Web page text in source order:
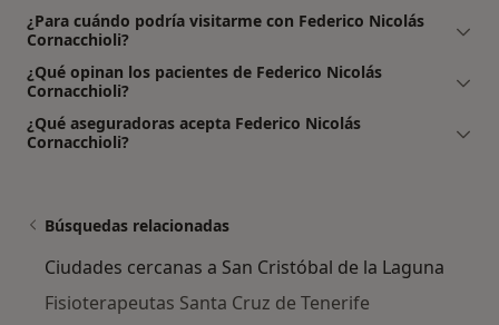
¿Para cuándo podría visitarme con Federico Nicolás
Cornacchioli?
¿Qué opinan los pacientes de Federico Nicolás
Cornacchioli?
¿Qué aseguradoras acepta Federico Nicolás
Cornacchioli?
Búsquedas relacionadas
Ciudades cercanas a San Cristóbal de la Laguna
Fisioterapeutas Santa Cruz de Tenerife